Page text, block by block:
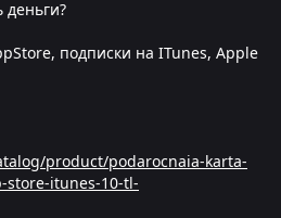
подписки на ITunes, Apple
product/podarocnaia-karta-
itunes-10-tl-